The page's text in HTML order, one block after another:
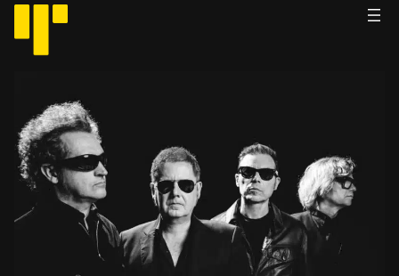
Hopp
innhold